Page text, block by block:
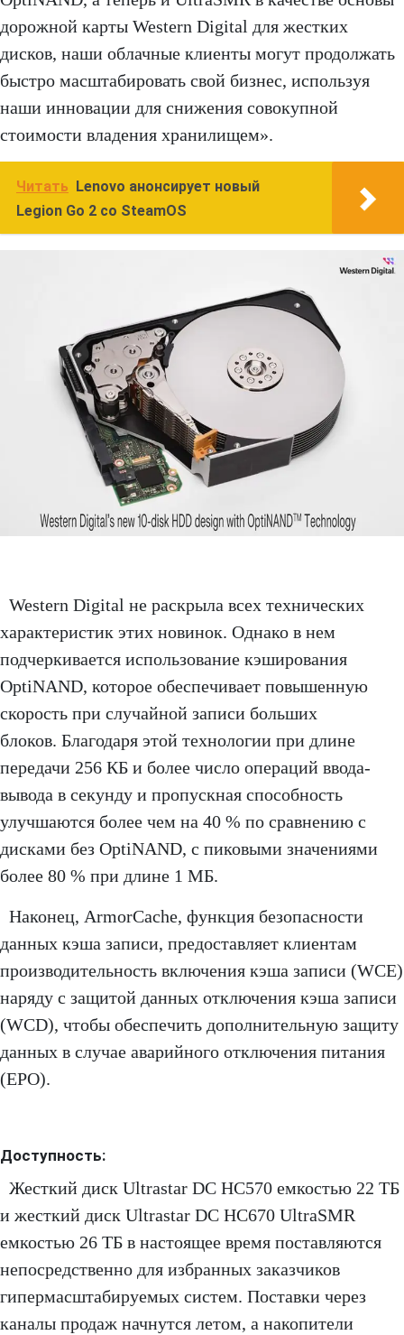
дорожной карты Western Digital для жестких
дисков, наши облачные клиенты могут продолжать
быстро масштабировать свой бизнес, используя
наши инновации для снижения совокупной
стоимости владения хранилищем».
Читать
Lenovo анонсирует новый
Legion Go 2 со SteamOS
Western Digital не раскрыла всех технических
характеристик этих новинок. Однако в нем
подчеркивается использование кэширования
OptiNAND, которое обеспечивает повышенную
скорость при случайной записи больших
блоков. Благодаря этой технологии при длине
передачи 256 КБ и более число операций ввода-
вывода в секунду и пропускная способность
улучшаются более чем на 40 % по сравнению с
дисками без OptiNAND, с пиковыми значениями
более 80 % при длине 1 МБ.
Наконец, ArmorCache, функция безопасности
данных кэша записи, предоставляет клиентам
производительность включения кэша записи (WCE)
наряду с защитой данных отключения кэша записи
(WCD), чтобы обеспечить дополнительную защиту
данных в случае аварийного отключения питания
(EPO).
Доступность:
Жесткий диск Ultrastar DC HC570 емкостью 22 ТБ
и жесткий диск Ultrastar DC HC670 UltraSMR
емкостью 26 ТБ в настоящее время поставляются
непосредственно для избранных заказчиков
гипермасштабируемых систем. Поставки через
каналы продаж начнутся летом, а накопители